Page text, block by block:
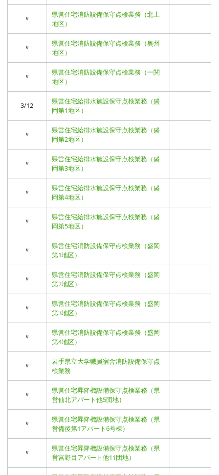
〃
県営住宅消防設備保守点検業務（北上
地区）
〃
県営住宅消防設備保守点検業務（奥州
地区）
〃
県営住宅消防設備保守点検業務（一関
地区）
3/12
県営住宅給排水施設保守点検業務（盛
岡第1地区）
〃
県営住宅給排水施設保守点検業務（盛
岡第2地区）
〃
県営住宅給排水施設保守点検業務（盛
岡第3地区）
〃
県営住宅給排水施設保守点検業務（盛
岡第4地区）
〃
県営住宅給排水施設保守点検業務（盛
岡第5地区）
〃
県営住宅消防設備保守点検業務（盛岡
第1地区）
〃
県営住宅消防設備保守点検業務（盛岡
第2地区）
〃
県営住宅消防設備保守点検業務（盛岡
第3地区）
〃
県営住宅消防設備保守点検業務（盛岡
第4地区）
〃
岩手県立大学職員宿舎消防設備保守点
検業務
〃
県営住宅昇降機設備保守点検業務（県
営仙北アパート他5団地）
〃
県営住宅昇降機設備保守点検業務（県
営備後第1アパート6号棟）
〃
県営住宅昇降機設備保守点検業務（県
営宮野目アパート他11団地）